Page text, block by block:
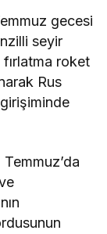
gecesi
seyir
roket
Rus